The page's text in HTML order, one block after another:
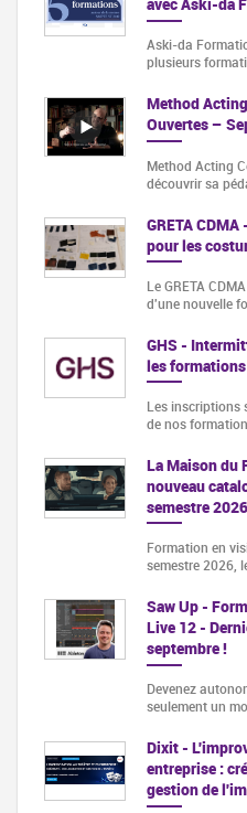
Aski-da
plusieurs
Method Acting Center -
Ouvertes –
Method Acting
découvrir sa
GRETA
pour les
Le GRETA
d'une nouvelle
GHS -
les
Les inscriptions
de nos
La Maison du
nouveau
semestre 2026
Formation en
semestre 2026,
Saw Up -
Live 12 -
septembre !
Devenez
seulement un
Dixit -
entreprise :
gestion de